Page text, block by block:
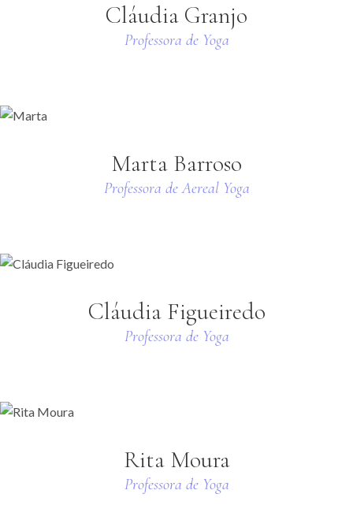
Cláudia Granjo
Professora de Yoga
Marta Barroso
Professora de Aereal Yoga
Cláudia Figueiredo
Professora de Yoga
Rita Moura
Professora de Yoga